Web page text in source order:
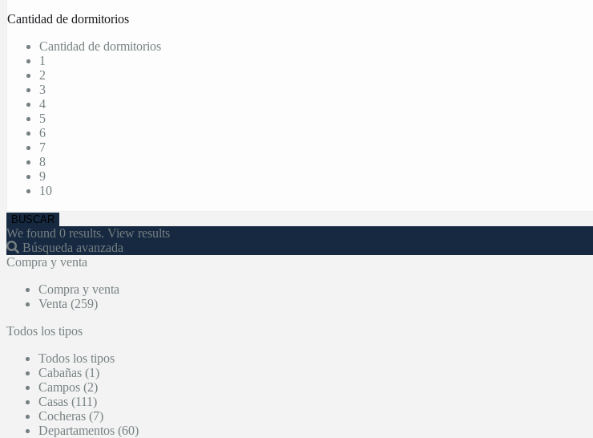
Cantidad de dormitorios
Cantidad de dormitorios
1
2
3
4
5
6
7
8
9
10
We found 0 results. View results
Búsqueda avanzada
Compra y venta
Compra y venta
Venta (259)
Todos los tipos
Todos los tipos
Cabañas (1)
Campos (2)
Casas (111)
Cocheras (7)
Departamentos (60)